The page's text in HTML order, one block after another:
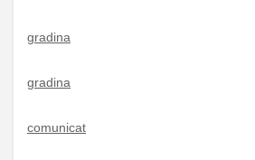
gradina
gradina
comunicat